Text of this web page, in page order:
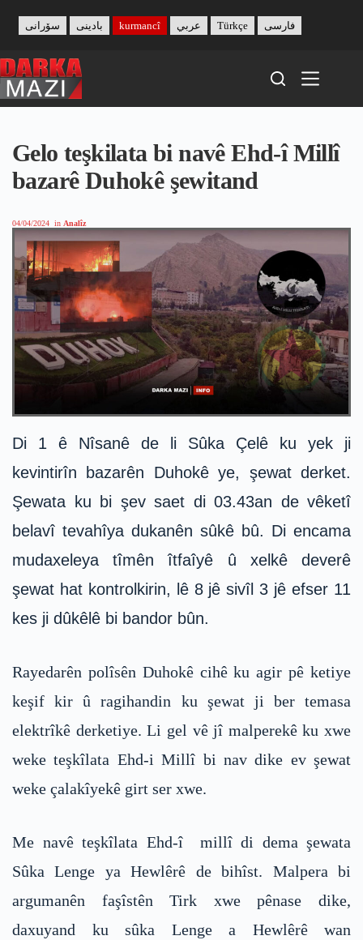
content
بادینی سۆرانی kurmancî عربي Türkçe فارسی
Gelo teşkilata bi navê Ehd-î Millî
bazarê Duhokê şewitand
04/04/2024 in Analîz
Di 1 ê Nîsanê de li Sûka Çelê ku yek ji
kevintirîn bazarên Duhokê ye, şewat derket.
Şewata ku bi şev saet di 03.43an de vêketî
belavî tevahîya dukanên sûkê bû. Di encama
mudaxeleya tîmên îtfaîyê û xelkê deverê
şewat hat kontrolkirin, lê 8 jê sivîl 3 jê efser 11
kes ji dûkêlê bi bandor bûn.
Rayedarên polîsên Duhokê cihê ku agir pê ketiye
keşif kir û ragihandin ku şewat ji ber temasa
elektrîkê derketiye. Li gel vê jî malperekê ku xwe
weke teşkîlata Ehd-i Millî bi nav dike ev şewat
weke çalakîyekê girt ser xwe.
Me navê teşkîlata Ehd-î millî di dema şewata
Sûka Lenge ya Hewlêrê de bihîst. Malpera bi
argumanên faşîstên Tirk xwe pênase dike,
daxuyand ku sûka Lenge a Hewlêrê wan